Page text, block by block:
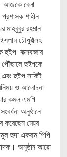
আজকে বেলা
প্রশাসক শাহীন
মাহবুবুর রহমান
চৌধুরীসহ
হুইপ কক্সবাজার
পৌঁছালে হুইপকে
হুইপ সার্কিট
ও আলোচনা
কমল এমপি
অনুষ্ঠানে
করেছেন মেয়র
হুদা একরাম পিপি
অনুষ্ঠান আরো